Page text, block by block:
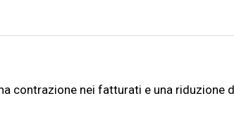
contrazione nei fatturati e una riduzione